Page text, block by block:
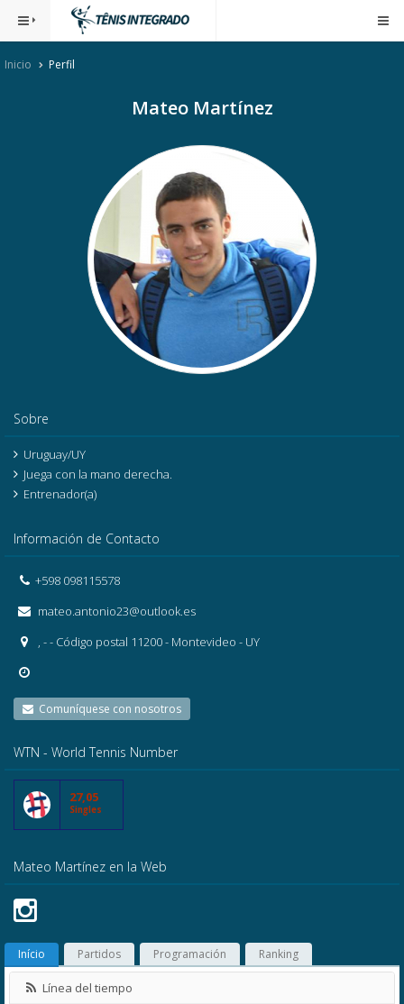
Inicio Perfil
Mateo Martínez
Sobre
Uruguay/UY
Juega con la mano derecha.
Entrenador(a)
Información de Contacto
+598 098115578
mateo.antonio23@outlook.es
, - - Código postal 11200 - Montevideo - UY
Comuníquese con nosotros
WTN - World Tennis Number
27,05
Singles
Mateo Martínez en la Web
Início Partidos Programación Ranking
Línea del tiempo